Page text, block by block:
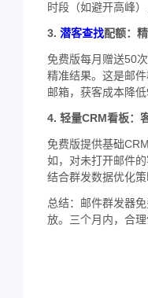
时段（如避开高峰
​3. 潜客查找配额：
免费版每月赠送50
精准结果。这是邮
邮箱，获客成本降
​4. 轻量CRM看板：
免费版提供基础
如，对未打开邮件
结合群发数据优化
总结：邮件群发器
放。三个月内，合理